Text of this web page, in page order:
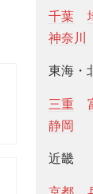
千葉
神奈川
東海・
三重
静岡
近畿